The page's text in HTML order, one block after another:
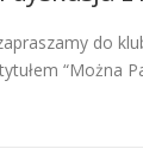
do
“Można